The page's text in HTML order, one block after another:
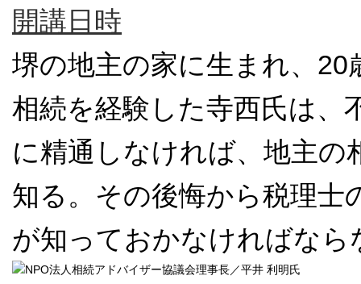
開講日時
堺の地主の家に生まれ、
相続を経験した寺西氏は、
に精通しなければ、地主
知る。その後悔から税理士
が知っておかなければなら